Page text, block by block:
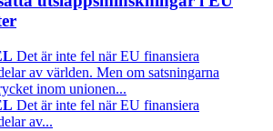
Det är inte fel när EU finansiera
av världen. Men om satsningarna
inom unionen...
Det är inte fel när EU finansiera
av...